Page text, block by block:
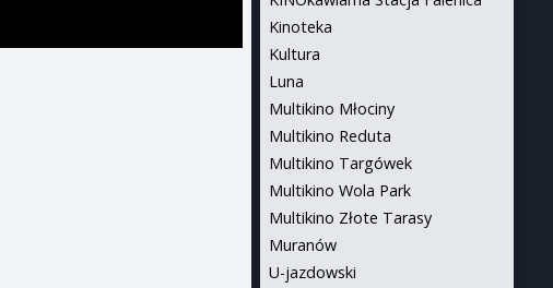
Kinoteka
Kultura
Luna
Multikino Młociny
Multikino Reduta
Multikino Targówek
Multikino Wola Park
Multikino Złote Tarasy
Muranów
U-jazdowski